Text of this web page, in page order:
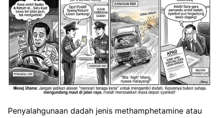
Penyalahgunaan dadah jenis methamphetamine atau